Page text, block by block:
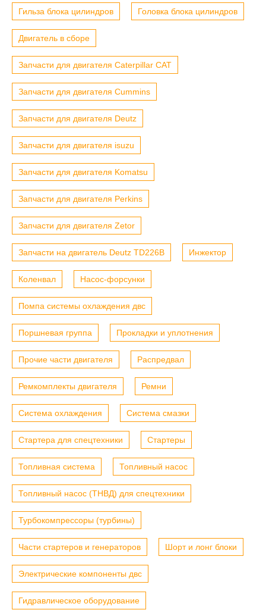
Гильза блока цилиндров Головка блока цилиндров
Двигатель в сборе
Запчасти для двигателя Caterpillar CAT
Запчасти для двигателя Cummins
Запчасти для двигателя Deutz
Запчасти для двигателя isuzu
Запчасти для двигателя Komatsu
Запчасти для двигателя Perkins
Запчасти для двигателя Zetor
Запчасти на двигатель Deutz TD226B Инжектор
Коленвал Насос-форсунки
Помпа системы охлаждения двс
Поршневая группа Прокладки и уплотнения
Прочие части двигателя Распредвал
Ремкомплекты двигателя Ремни
Система охлаждения Система смазки
Стартера для спецтехники Стартеры
Топливная система Топливный насос
Топливный насос (ТНВД) для спецтехники
Турбокомпрессоры (турбины)
Части стартеров и генераторов Шорт и лонг блоки
Электрические компоненты двс
Гидравлическое оборудование